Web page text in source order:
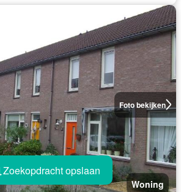
Foto bekijken
Woning
Zoekopdracht opslaan